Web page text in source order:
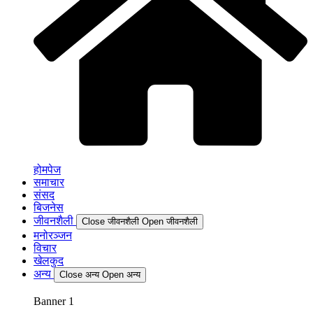
होमपेज
समाचार
संसद
बिजनेस
जीवनशैली
Close जीवनशैली Open जीवनशैली
मनोरञ्जन
विचार
खेलकुद
अन्य
Close अन्य Open अन्य
Banner 1